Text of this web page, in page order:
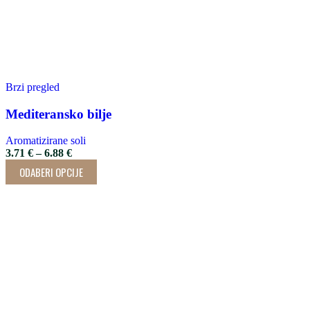
Brzi pregled
Mediteransko bilje
Aromatizirane soli
3.71 € – 6.88 €
ODABERI OPCIJE